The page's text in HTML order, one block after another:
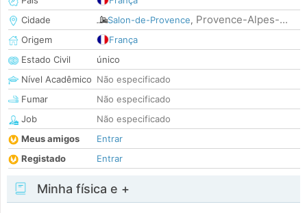
Cidade
Salon-de-Provence, Provence-Alpes-...
Origem
França
Estado Civil
único
Nível Acadêmico Não especificado
Fumar
Não especificado
Job
Não especificado
Meus amigos
Entrar
Registado
Entrar
Minha física e +